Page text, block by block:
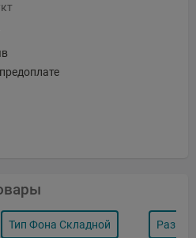
Тип Фона Складной